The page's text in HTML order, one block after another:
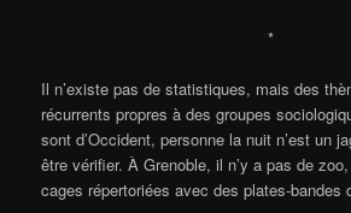
*
Il n’existe pas de statistiques, mais des
récurrents propres à des groupes
sont d’Occident, personne la nuit n’est un
être vérifier. À Grenoble, il n’y a pas de
cages répertoriées avec des plates-bandes